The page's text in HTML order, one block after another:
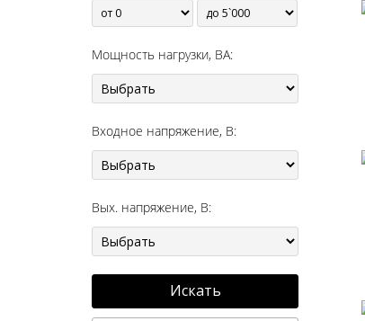
Мощность нагрузки, ВА:
Входное напряжение, В:
Вых. напряжение, В:
Искать